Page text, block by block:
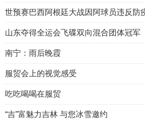
世预赛巴西阿根廷大战因阿球员违反防
山东夺得全运会飞碟双向混合团体冠军
南宁：雨后晚霞
服贸会上的视觉感受
吃吃喝喝在服贸
“吉”富魅力吉林 与您冰雪邀约